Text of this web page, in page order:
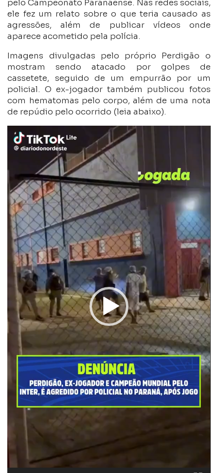
pelo Campeonato Paranaense. Nas redes sociais,
ele fez um relato sobre o que teria causado as
agressões, além de publicar vídeos onde
aparece acometido pela polícia.
Imagens divulgadas pelo próprio Perdigão o
mostram sendo atacado por golpes de
cassetete, seguido de um empurrão por um
policial. O ex-jogador também publicou fotos
com hematomas pelo corpo, além de uma nota
de repúdio pelo ocorrido (leia abaixo).
Tocador
de
vídeo